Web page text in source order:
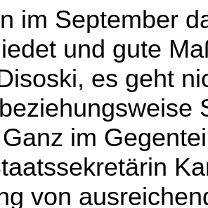
im September
und gute
es geht
im
von